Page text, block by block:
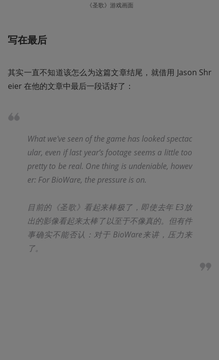
《圣歌》游戏画面
写在最后
其实一直不知道该怎么为这篇文章结尾，就借用 Jason Shr
eier 在他的文章中最后一段话好了：
What we've seen of the game has looked spectac
ular, even if last year’s footage seems a little too
pretty to be real. One thing is undeniable, howev
er: For BioWare, the pressure is on.
目前的《圣歌》看起来棒极了，即使去年 E3放
出的影像看起来太棒了以至于不像真的。但有件
事确实不能否认：对于 BioWare来讲，压力来
了。